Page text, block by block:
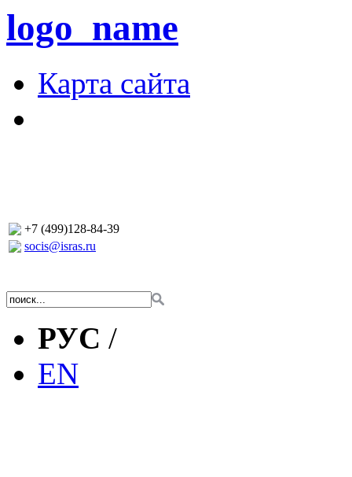
logo_name
Карта сайта
+7 (499)128-84-39
socis@isras.ru
РУС /
EN